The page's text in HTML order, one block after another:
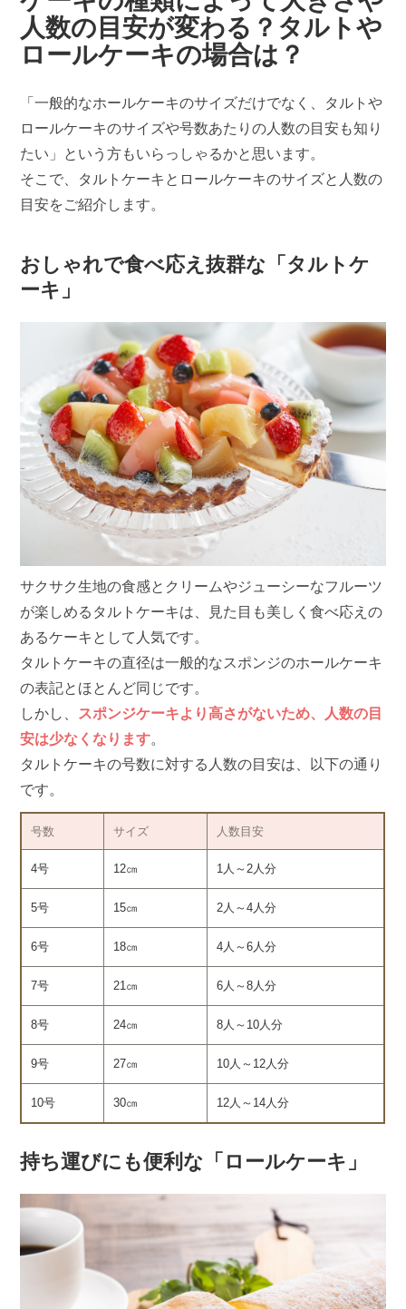
人数の目安が変わる？タルトや
ロールケーキの場合は？
「一般的なホールケーキのサイズだけでなく、タルトや
ロールケーキのサイズや号数あたりの人数の目安も知り
たい」という方もいらっしゃるかと思います。
そこで、タルトケーキとロールケーキのサイズと人数の
目安をご紹介します。
おしゃれで食べ応え抜群な「タルトケ
ーキ」
サクサク生地の食感とクリームやジューシーなフルーツ
が楽しめるタルトケーキは、見た目も美しく食べ応えの
あるケーキとして人気です。
タルトケーキの直径は一般的なスポンジのホールケーキ
の表記とほとんど同じです。
しかし、 スポンジケーキより高さがないため、人数の目
安は少なくなります。
タルトケーキの号数に対する人数の目安は、以下の通り
です。
号数 サイズ 人数目安
4号 12㎝ 1人～2人分
5号 15㎝ 2人～4人分
6号 18㎝ 4人～6人分
7号 21㎝ 6人～8人分
8号 24㎝ 8人～10人分
9号 27㎝ 10人～12人分
10号 30㎝ 12人～14人分
持ち運びにも便利な「ロールケーキ」